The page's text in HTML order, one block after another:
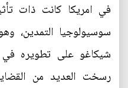
في امريكا كانت ذات
سوسيولوجيا التمدين،
شيكاغو على تطويره
رسخت العديد من